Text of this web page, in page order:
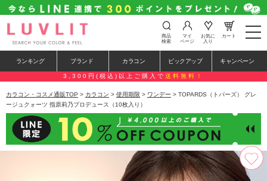
t
o
e
n
a
a
i
o
n
商品
検索
マイ
ページ
お気に
入り
カート
ランキング ブランド カラコン ピックアップ キャンペーン
3,300円(税込)以上ご購入で 送料無料！
カラコン・コスメ通販TOP > カラコン > 使用期限 > ワンデー > TOPARDS（トパーズ） グレ
ージュクォーツ 指原莉乃プロデュース（10枚入り）